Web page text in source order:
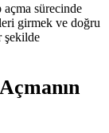
sürecinde
girmek ve doğru
şekilde